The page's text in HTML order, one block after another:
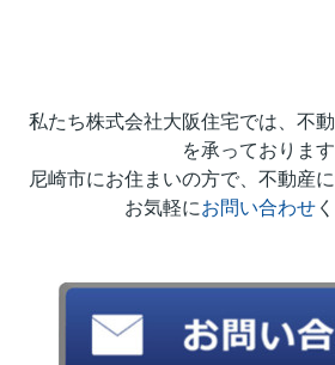
私たち株式会社大阪住宅では、不
を承っております
尼崎市にお住まいの方で、不動産
お気軽にお問い合わせ